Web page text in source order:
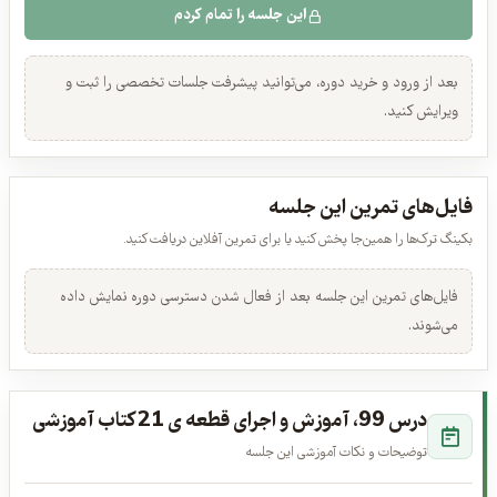
این جلسه را تمام کردم
بعد از ورود و خرید دوره، می‌توانید پیشرفت جلسات تخصصی را ثبت و
ویرایش کنید.
فایل‌های تمرین این جلسه
بکینگ ترک‌ها را همین‌جا پخش کنید یا برای تمرین آفلاین دریافت کنید.
می‌شوند.
ورود لازم است
عرفان قوی قلب · 00:02:18
۵. تنفس و ذهن آگاهی جلسه ی 1، تنفس دیافراگمی
ذاکر حسینوند · 00:04:39
رایگان
ذاکر حسینوند · 00:02:58
۷. گرم کردن و حرکات اصلاحی جلسه ی 1
ذاکر حسینوند · 00:07:21
نیازمند خرید